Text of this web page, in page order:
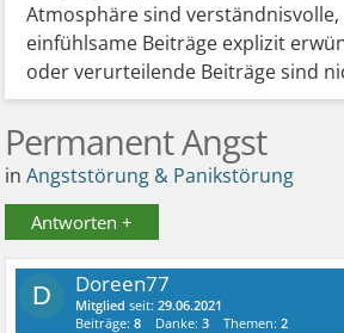
Atmosphäre sind
einfühlsame Beiträge explizit
oder verurteilende Beiträge sind
Permanent Angst
inAngststörung & Panikstörung
Antworten +
D Doreen77
Mitglied seit:29.06.2021
Beiträge:8 Danke:3 Themen:2